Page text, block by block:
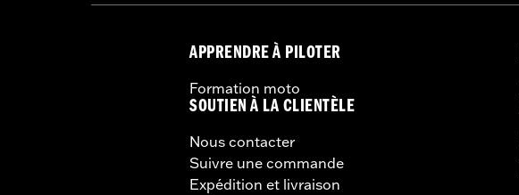
APPRENDRE À PILOTER
Formation moto
SOUTIEN À LA CLIENTÈLE
Nous contacter
Suivre une commande
Expédition et livraison